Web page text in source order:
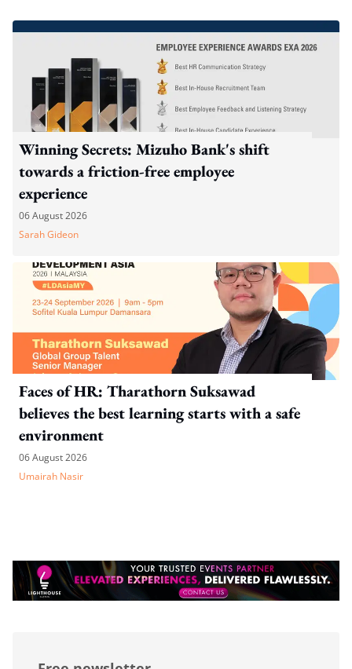
Winning Secrets: Mizuho Bank's shift
towards a friction-free employee
experience
06 August 2026
Sarah Gideon
Faces of HR: Tharathorn Suksawad
believes the best learning starts with a safe
environment
06 August 2026
Umairah Nasir